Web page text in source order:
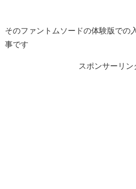
そのファントムソードの体験版での
事です
スポンサーリン